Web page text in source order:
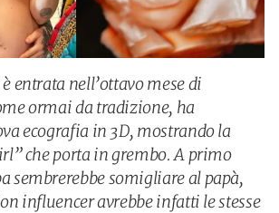
entrata nell’ottavo mese di
ormai da tradizione, ha
ecografia in 3D, mostrando la
che porta in grembo. A primo
sembrerebbe somigliare al papà,
influencer avrebbe infatti le stesse